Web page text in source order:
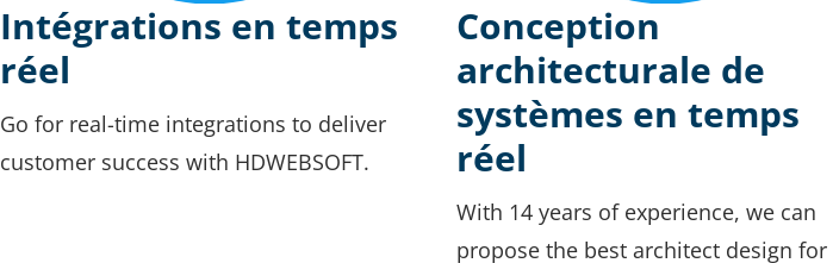
Intégrations en temps
réel
Go for real-time integrations to deliver
customer success with HDWEBSOFT.
Conception
architecturale de
systèmes en temps
réel
With 14 years of experience, we can
propose the best architect design for